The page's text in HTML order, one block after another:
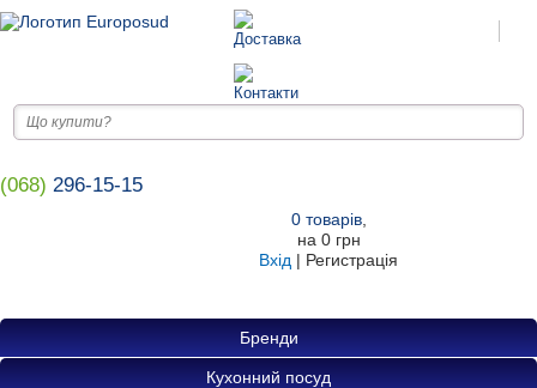
(068) 296-15-15
0товарів,
на 0 грн
Вхід | Регистрація
Бренди
Кухонний посуд